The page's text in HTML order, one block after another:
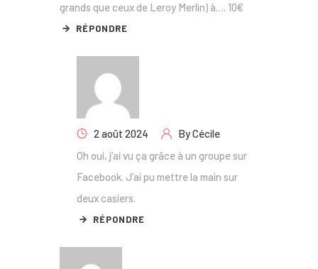
grands que ceux de Leroy Merlin) à…. 10€
RÉPONDRE
2 août 2024 ByCécile
Oh oui, j’ai vu ça grâce à un groupe sur
Facebook. J’ai pu mettre la main sur
deux casiers.
RÉPONDRE